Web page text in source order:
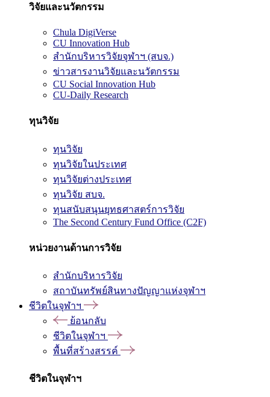
วิจัยและนวัตกรรม
Chula DigiVerse
CU Innovation Hub
สำนักบริหารวิจัยจุฬาฯ (สบจ.)
ข่าวสารงานวิจัยและนวัตกรรม
CU Social Innovation Hub
CU-Daily Research
ทุนวิจัย
ทุนวิจัย
ทุนวิจัยในประเทศ
ทุนวิจัยต่างประเทศ
ทุนวิจัย สบจ.
ทุนสนับสนุนยุทธศาสตร์การวิจัย
The Second Century Fund Office (C2F)
หน่วยงานด้านการวิจัย
สำนักบริหารวิจัย
สถาบันทรัพย์สินทางปัญญาแห่งจุฬาฯ
ชีวิตในจุฬาฯ
ย้อนกลับ
ชีวิตในจุฬาฯ
พื้นที่สร้างสรรค์
ชีวิตในจุฬาฯ